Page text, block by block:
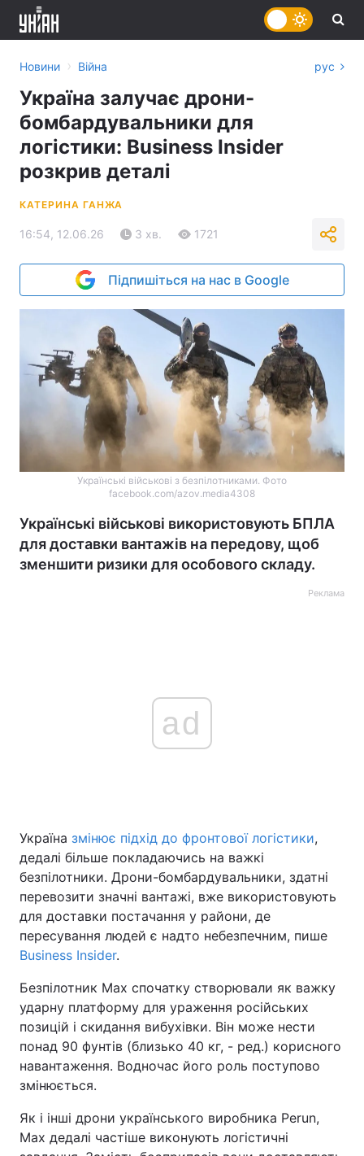
Україна Політика
Економіка
Спорт Наука
Техно і зв'язок Лайт
Здоров'я Туризм
Цікавинки Погода
Екологія
Лонгріди
Новини › Війна рус
Україна залучає дрони-
бомбардувальники для
логістики: Business Insider
розкрив деталі
КАТЕРИНА ГАНЖА
16:54, 12.06.26 3 хв. 1721
Підпишіться на нас в Google
Українські військові з безпілотниками. Фото
facebook.com/azov.media4308
Українські військові використовують БПЛА
для доставки вантажів на передову, щоб
зменшити ризики для особового складу.
Реклама
ad
Україна змінює підхід до фронтової логістики,
дедалі більше покладаючись на важкі
безпілотники. Дрони-бомбардувальники, здатні
перевозити значні вантажі, вже використовують
для доставки постачання у райони, де
пересування людей є надто небезпечним, пише
Business Insider.
Безпілотник Max спочатку створювали як важку
ударну платформу для ураження російських
позицій і скидання вибухівки. Він може нести
понад 90 фунтів (близько 40 кг, - ред.) корисного
навантаження. Водночас його роль поступово
змінюється.
Як і інші дрони українського виробника Perun,
Max дедалі частіше виконують логістичні